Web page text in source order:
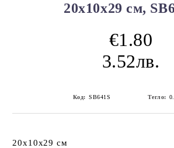
20x10x29 см,
€1.80
3.52лв.
Код: SB641S Тегло:
20x10x29 см